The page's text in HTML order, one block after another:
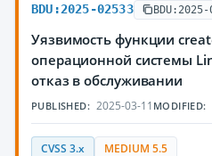
BDU:2025-02533 BDU:2025-
Уязвимость функции
операционной системы
отказ в обслуживании
PUBLISHED: 2025-03-11 MODIFIED:
CVSS 3.x MEDIUM 5.5